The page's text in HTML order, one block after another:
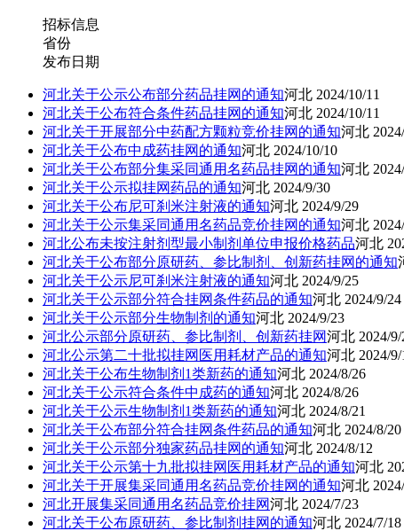
招标信息
省份
发布日期
河北关于公示公布部分药品挂网的通知河北 2024/10/11
河北关于公布符合条件药品挂网的通知河北 2024/10/11
河北关于开展部分中药配方颗粒竞价挂网的通知河北
河北关于公布中成药挂网的通知河北 2024/10/10
河北关于公布部分集采同通用名药品挂网的通知河北
河北关于公示拟挂网药品的通知河北 2024/9/30
河北关于公布尼可刹米注射液的通知河北 2024/9/29
河北关于公示集采同通用名药品竞价挂网的通知河北
河北公布未按注射剂型最小制剂单位申报价格药品河北
河北关于公布部分原研药、参比制剂、创新药挂网的通知
河北关于公示尼可刹米注射液的通知河北 2024/9/25
河北关于公示部分符合挂网条件药品的通知河北 2024/9/24
河北关于公示部分生物制剂的通知河北 2024/9/23
河北公示部分原研药、参比制剂、创新药挂网河北 2024/
河北公示第二十批拟挂网医用耗材产品的通知河北 2024/
河北关于公布生物制剂1类新药的通知河北 2024/8/26
河北关于公示符合条件中成药的通知河北 2024/8/26
河北关于公示生物制剂1类新药的通知河北 2024/8/21
河北关于公布部分符合挂网条件药品的通知河北 2024/8/20
河北关于公示部分独家药品挂网的通知河北 2024/8/12
河北关于公示第十九批拟挂网医用耗材产品的通知河北
河北关于开展集采同通用名药品竞价挂网的通知河北
河北开展集采同通用名药品竞价挂网河北 2024/7/23
河北关于公布原研药、参比制剂挂网的通知河北 2024/7/18